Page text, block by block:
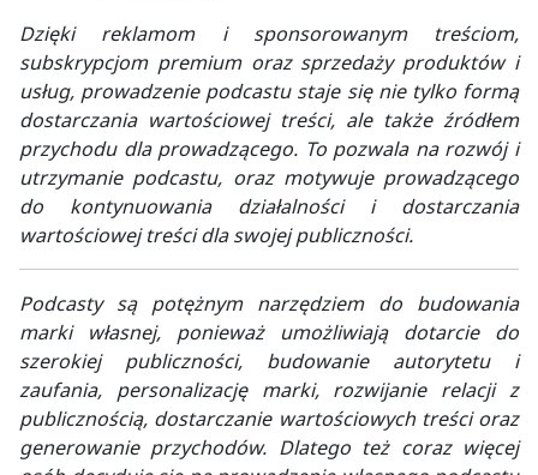
Dzięki reklamom i sponsorowanym treściom,
subskrypcjom premium oraz sprzedaży produktów i
usług, prowadzenie podcastu staje się nie tylko formą
dostarczania wartościowej treści, ale także źródłem
przychodu dla prowadzącego. To pozwala na rozwój i
utrzymanie podcastu, oraz motywuje prowadzącego
do kontynuowania działalności i dostarczania
wartościowej treści dla swojej publiczności.
Podcasty są potężnym narzędziem do budowania
marki własnej, ponieważ umożliwiają dotarcie do
szerokiej publiczności, budowanie autorytetu i
zaufania, personalizację marki, rozwijanie relacji z
publicznością, dostarczanie wartościowych treści oraz
generowanie przychodów. Dlatego też coraz więcej